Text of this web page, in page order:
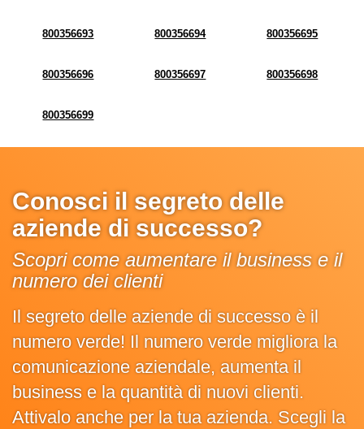
800356693 800356694 800356695
800356696 800356697 800356698
800356699
Conosci il segreto delle
aziende di successo?
Scopri come aumentare il business e il
numero dei clienti
Il segreto delle aziende di successo è il
numero verde! Il numero verde migliora la
comunicazione aziendale, aumenta il
business e la quantità di nuovi clienti.
Attivalo anche per la tua azienda. Scegli la